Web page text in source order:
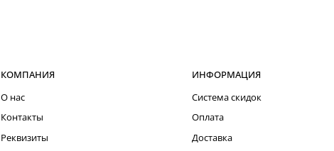
КОМПАНИЯ
О нас
Контакты
Реквизиты
ИНФОРМАЦИЯ
Система скидок
Оплата
Доставка